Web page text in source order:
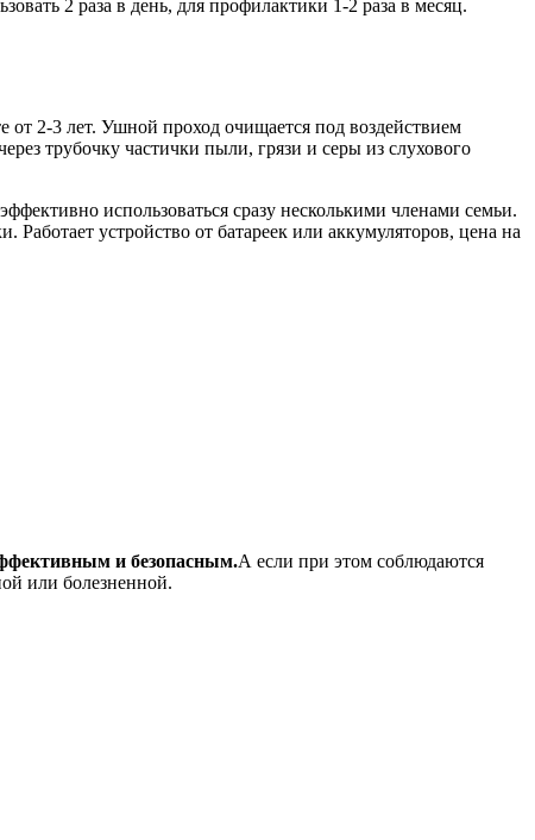
2 раза в день, для профилактики 1-2 раза в месяц.
от 2-3 лет. Ушной проход очищается под воздействием
трубочку частички пыли, грязи и серы из слухового
использоваться сразу несколькими членами семьи.
устройство от батареек или аккумуляторов, цена на
и безопасным.А если при этом соблюдаются
или болезненной.